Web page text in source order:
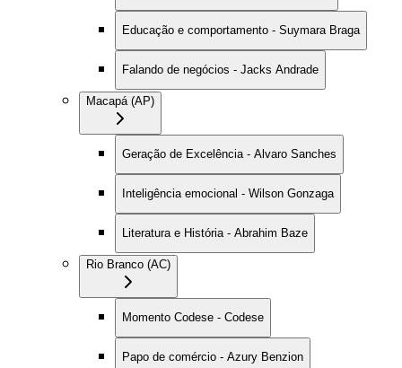
Educação e comportamento - Suymara Braga
Falando de negócios - Jacks Andrade
Macapá (AP)
Geração de Excelência - Alvaro Sanches
Inteligência emocional - Wilson Gonzaga
Literatura e História - Abrahim Baze
Rio Branco (AC)
Momento Codese - Codese
Papo de comércio - Azury Benzion